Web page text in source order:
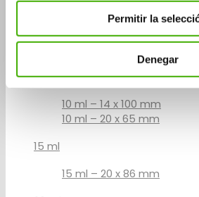
Permitir la
Denegar
5 ml – 14×60 mm
5 ml – 20×41 mm
10 ml
10 ml – 14 x 100 mm
10 ml – 20 x 65 mm
15 ml
15 ml – 20 x 86 mm